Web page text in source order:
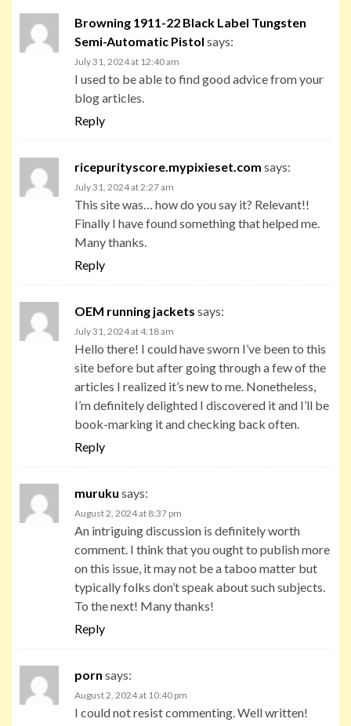
Browning 1911-22 Black Label Tungsten
Semi-Automatic Pistol says:
July 31, 2024 at 12:40 am
I used to be able to find good advice from your
blog articles.
Reply
ricepurityscore.mypixieset.com says:
July 31, 2024 at 2:27 am
This site was… how do you say it? Relevant!!
Finally I have found something that helped me.
Many thanks.
Reply
OEM running jackets says:
July 31, 2024 at 4:18 am
Hello there! I could have sworn I’ve been to this
site before but after going through a few of the
articles I realized it’s new to me. Nonetheless,
I’m definitely delighted I discovered it and I’ll be
book-marking it and checking back often.
Reply
muruku says:
August 2, 2024 at 8:37 pm
An intriguing discussion is definitely worth
comment. I think that you ought to publish more
on this issue, it may not be a taboo matter but
typically folks don’t speak about such subjects.
To the next! Many thanks!
Reply
porn says:
August 2, 2024 at 10:40 pm
I could not resist commenting. Well written!